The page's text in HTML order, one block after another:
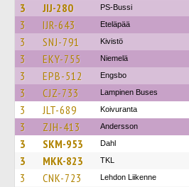
3 JIJ-280 PS-Bussi
3 IJR-643 Eteläpää
3 SNJ-791 Kivistö
3 EKY-755 Niemelä
3 EPB-512 Engsbo
3 CJZ-733 Lampinen Buses
3 JLT-689 Koivuranta
3 ZJH-413 Andersson
3 SKM-953 Dahl
3 MKK-823 TKL
3 CNK-723 Lehdon Liikenne